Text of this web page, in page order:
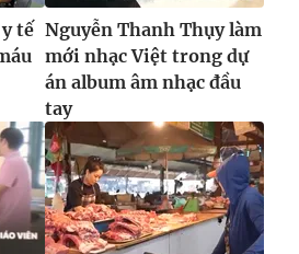
hình thức nếu không có sự chấp
rõ nguồn VTV.vn khi phát hành lại
tế Nguyễn Thanh Thụy làm
mới nhạc Việt trong dự
án album âm nhạc đầu
tay